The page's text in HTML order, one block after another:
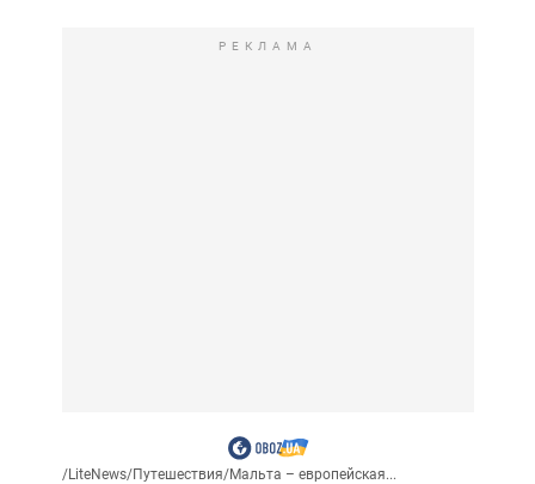
РЕКЛАМА
/LiteNews/Путешествия/Мальта – европейская...